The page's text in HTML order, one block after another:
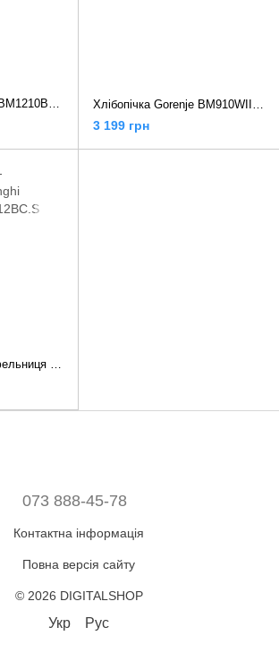
3 199 грн
Бутербродниця-вафельниця Delonghi MultiGrill Easy SW12BC.S
073 888-45-78
Контактна інформація
Повна версія сайту
© 2026 DIGITALSHOP
Укр Рус